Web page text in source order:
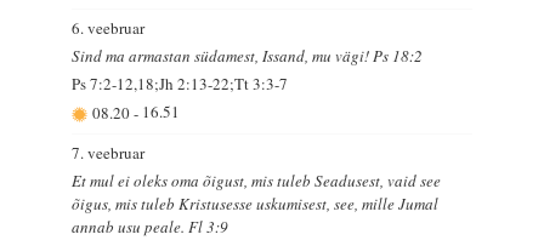
6. veebruar
Sind ma armastan südamest, Issand, mu vägi! Ps 18:2
Ps 7:2-12,18;Jh 2:13-22;Tt 3:3-7
08.20- 16.51
7. veebruar
Et mul ei oleks oma õigust, mis tuleb Seadusest, vaid see
õigus, mis tuleb Kristusesse uskumisest, see, mille Jumal
annab usu peale. Fl 3:9